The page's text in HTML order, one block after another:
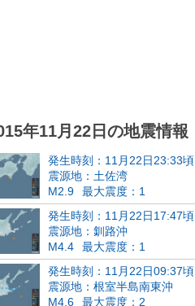
年11月22日の地震情報
発生時刻：11月22日23:33頃
震源地：土佐湾
M2.9
最大震度：1
発生時刻：11月22日17:47頃
震源地：釧路沖
M4.4
最大震度：1
発生時刻：11月22日09:37頃
震源地：根室半島南東沖
M4.6
最大震度：2